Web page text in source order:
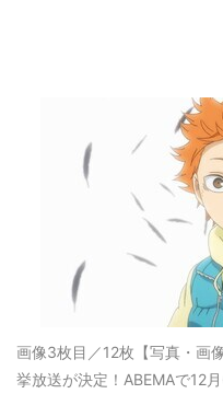
画像3枚目／12枚 【写真・画
挙放送が決定！ABEMAで12